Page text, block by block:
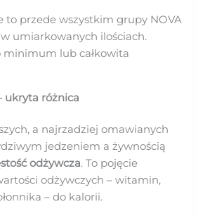
to przede wszystkim grupy NOVA
w umiarkowanych ilościach.
minimum lub całkowita
ukryta różnica
a najrzadziej omawianych
jedzeniem a żywnością
odżywcza. To pojęcie
odżywczych – witamin,
– do kalorii.